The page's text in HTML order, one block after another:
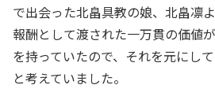
で出会った北畠具教の娘、北畠凛
報酬として渡された一万貫の価値
を持っていたので、それを元にし
と考えていました。